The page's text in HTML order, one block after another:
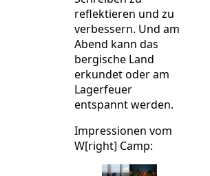
reflektieren und zu
verbessern. Und am
Abend kann das
bergische Land
erkundet oder am
Lagerfeuer
entspannt werden.
Impressionen vom
W[right] Camp: